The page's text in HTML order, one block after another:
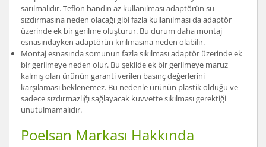
sarılmalıdır. Teﬂon bandın az kullanılması adaptörün su
sızdırmasına neden olacağı gibi fazla kullanılması da adaptör
üzerinde ek bir gerilme oluşturur. Bu durum daha montaj
esnasındayken adaptörün kırılmasına neden olabilir.
Montaj esnasında somunun fazla sıkılması adaptör üzerinde ek
bir gerilmeye neden olur. Bu şekilde ek bir gerilmeye maruz
kalmış olan ürünün garanti verilen basınç değerlerini
karşılaması beklenemez. Bu nedenle ürünün plastik olduğu ve
sadece sızdırmazlığı sağlayacak kuvvette sıkılması gerektiği
unutulmamalıdır.
Poelsan Markası Hakkında